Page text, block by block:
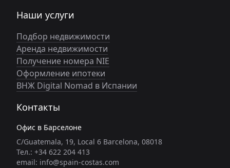
Наши услуги
Подбор недвижимости
Аренда недвижимости
Получение номера NIE
Оформление ипотеки
ВНЖ Digital Nomad в Испании
Контакты
Офис в Барселоне
C/Guatemala, 19, Local 6 Barcelona, 08018
Тел.: +34 622 204 413
email: info@spain-costas.com